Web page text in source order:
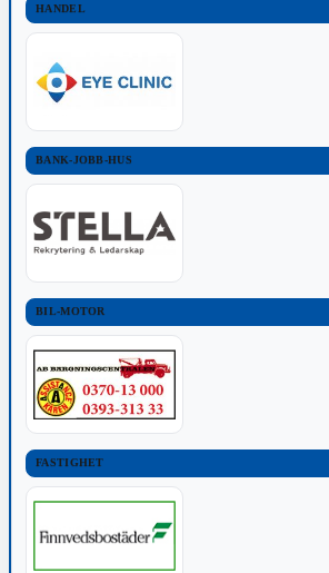
HANDEL
BANK-JOBB-HUS
BIL-MOTOR
FASTIGHET